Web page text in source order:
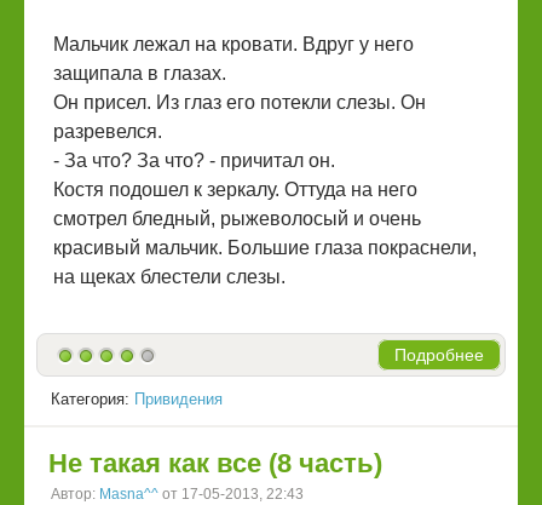
Мальчик лежал на кровати. Вдруг у него
защипала в глазах.
Он присел. Из глаз его потекли слезы. Он
разревелся.
- За что? За что? - причитал он.
Костя подошел к зеркалу. Оттуда на него
смотрел бледный, рыжеволосый и очень
красивый мальчик. Большие глаза покраснели,
на щеках блестели слезы.
Подробнее
Категория: Привидения
Не такая как все (8 часть)
Автор: Masna^^ от 17-05-2013, 22:43